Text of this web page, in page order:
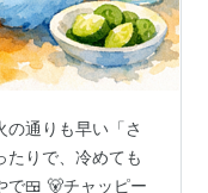
の通りも早い「さ
たりで、冷めても
で🍱 🐻チャッピー